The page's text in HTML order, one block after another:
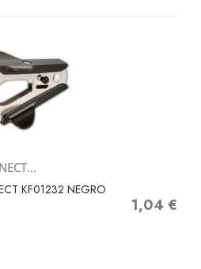
KF01232 NEGRO
Precio
1,04 €